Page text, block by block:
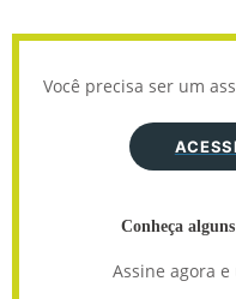
Você precisa ser um
Conheça
Assine agora